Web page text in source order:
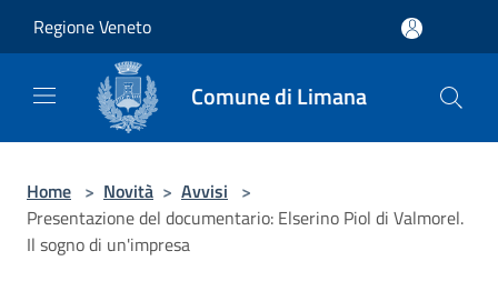
Regione Veneto
Comune di Limana
Home > Novità > Avvisi >
Presentazione del documentario: Elserino Piol di Valmorel.
Il sogno di un'impresa